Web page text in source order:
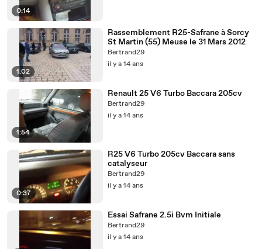
0:14
1:02
Rassemblement R25-Safrane à Sorcy
St Martin (55) Meuse le 31 Mars 2012
Bertrand29
il y a 14 ans
1:54
Renault 25 V6 Turbo Baccara 205cv
Bertrand29
il y a 14 ans
0:37
R25 V6 Turbo 205cv Baccara sans
catalyseur
Bertrand29
il y a 14 ans
Essai Safrane 2.5i Bvm Initiale
Bertrand29
il y a 14 ans